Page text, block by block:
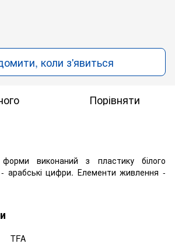
коли з'явиться
Порівняти
форми виконаний з пластику білого
- арабські цифри. Елементи живлення -
TFA